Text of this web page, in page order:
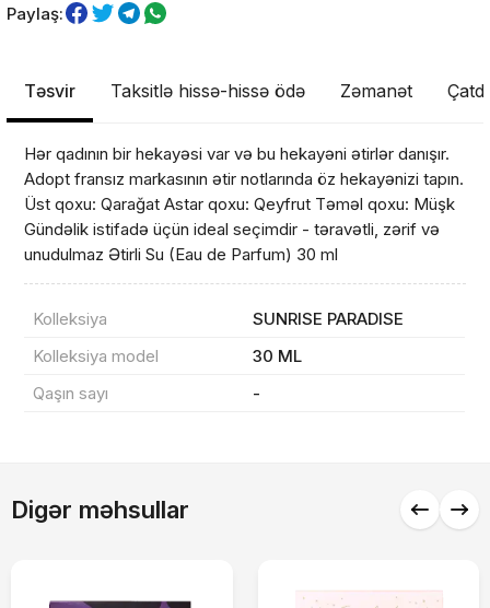
Paylaş:
Təsvir Taksitlə hissə-hissə ödə Zəmanət
Hər qadının bir hekayəsi var və bu hekayəni ətirlər danışır.
Adopt fransız markasının ətir notlarında öz hekayənizi tapın.
Üst qoxu: Qarağat Astar qoxu: Qeyfrut Təməl qoxu: Müşk
Gündəlik istifadə üçün ideal seçimdir - təravətli, zərif və
unudulmaz Ətirli Su (Eau de Parfum) 30 ml
Kolleksiya
SUNRISE PARADISE
Kolleksiya model
30 ML
Qaşın sayı
-
Digər məhsullar
Məhsul(lar) səbətə əlavə edildi